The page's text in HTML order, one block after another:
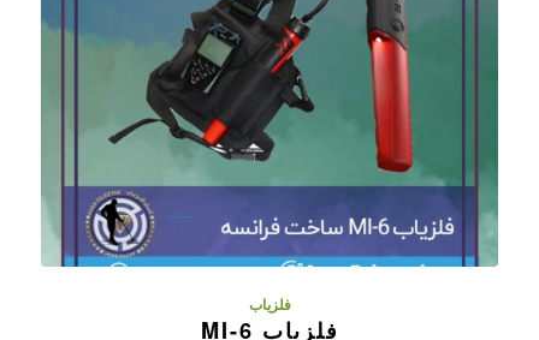
فلزیاب
فلزیاب MI-6